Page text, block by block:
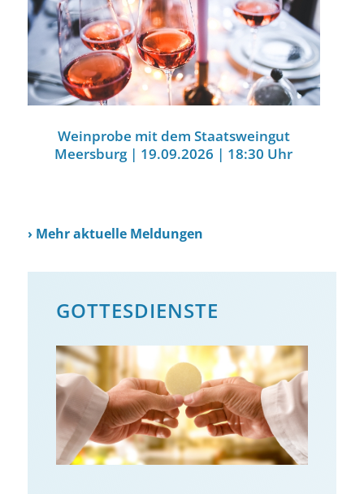
Weinprobe mit dem Staatsweingut
Meersburg | 19.09.2026 | 18:30 Uhr
› Mehr aktuelle Meldungen
GOTTES­DIENSTE